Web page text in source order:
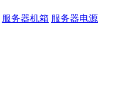
服务器机箱 服务器电源